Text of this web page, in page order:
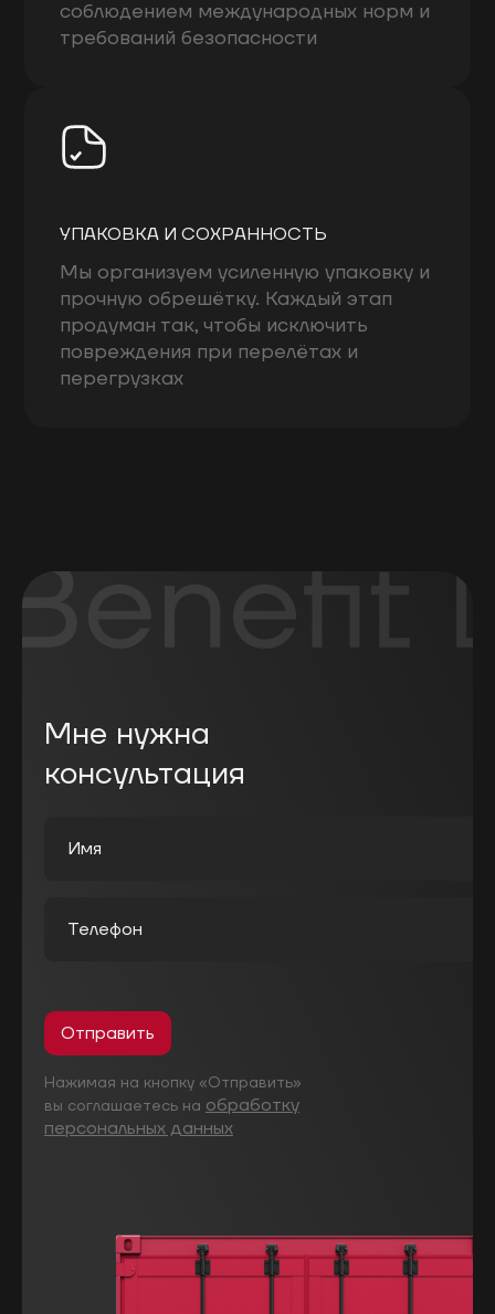
соблюдением международных норм и
требований безопасности
УПАКОВКА И СОХРАННОСТЬ
Мы организуем усиленную упаковку и
прочную обрешётку. Каждый этап
продуман так, чтобы исключить
повреждения при перелётах и
перегрузках
Мне нужна
консультация
Отправить
Нажимая на кнопку «Отправить»
вы соглашаетесь на обработку
персональных данных